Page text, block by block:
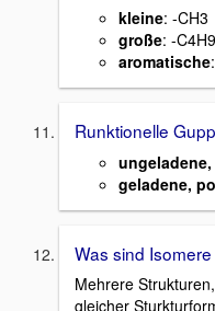
kleine: -CH3
große: -C4H9
aromatische
Runktionelle
geladene,
Was sind
Mehrere
gleicher